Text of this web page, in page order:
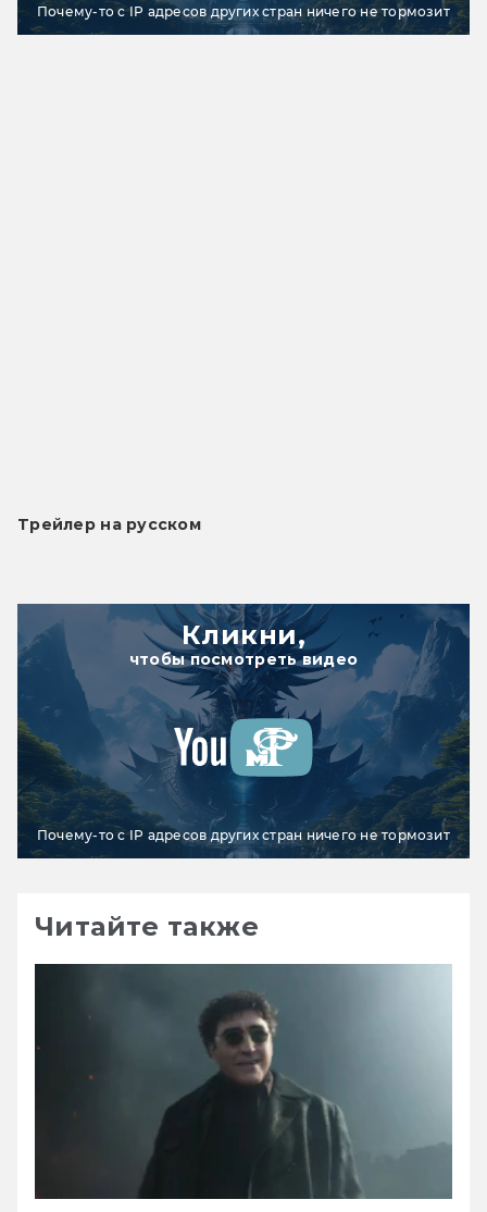
Почему-то с IP адресов других стран ничего не тормозит
Трейлер на русском
Кликни,
чтобы посмотреть видео
Почему-то с IP адресов других стран ничего не тормозит
Читайте также